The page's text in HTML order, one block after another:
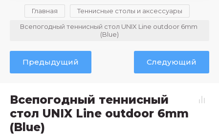
Главная
Теннисные столы и аксессуары
Всепогодный теннисный стол UNIX Line outdoor 6mm
(Blue)
Предыдущий Следующий
Всепогодный теннисный
стол UNIX Line outdoor 6mm
(Blue)